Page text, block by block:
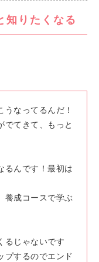
知りたくなる
なってるんだ！
でてきて、もっと
るんです！最初は
養成コースで学ぶ
るじゃないです
プするのでエンド